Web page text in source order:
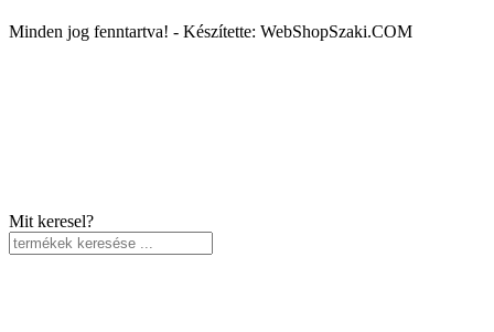
Minden jog fenntartva! - Készítette: WebShopSzaki.COM
Mit keresel?